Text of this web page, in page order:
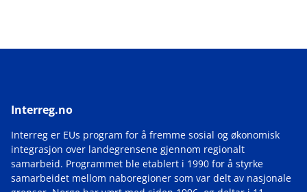
Interreg.no
Interreg er EUs program for å fremme sosial og økonomisk
integrasjon over landegrensene gjennom regionalt
samarbeid. Programmet ble etablert i 1990 for å styrke
samarbeidet mellom naboregioner som var delt av nasjonale